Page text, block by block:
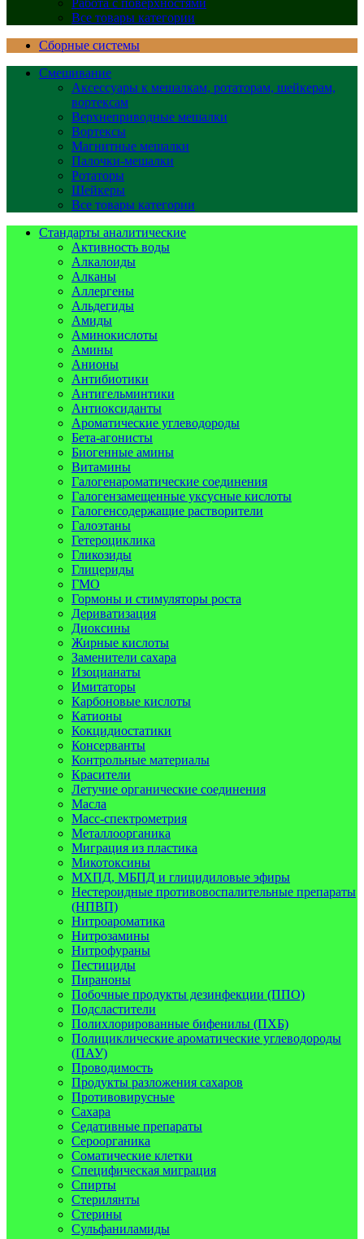
Работа с поверхностями
Все товары категории
Сборные системы
Смешивание
Аксессуары к мешалкам, ротаторам, шейкерам,
вортексам
Верхнеприводные мешалки
Вортексы
Магнитные мешалки
Палочки-мешалки
Ротаторы
Шейкеры
Все товары категории
Стандарты аналитические
Активность воды
Алкалоиды
Алканы
Аллергены
Альдегиды
Амиды
Аминокислоты
Амины
Анионы
Антибиотики
Антигельминтики
Антиоксиданты
Ароматические углеводороды
Бета-агонисты
Биогенные амины
Витамины
Галогенароматические соединения
Галогензамещенные уксусные кислоты
Галогенсодержащие растворители
Галоэтаны
Гетероциклика
Гликозиды
Глицериды
ГМО
Гормоны и стимуляторы роста
Дериватизация
Диоксины
Жирные кислоты
Заменители сахара
Изоцианаты
Имитаторы
Карбоновые кислоты
Катионы
Кокцидиостатики
Консерванты
Контрольные материалы
Красители
Летучие органические соединения
Масла
Масс-спектрометрия
Металлоорганика
Миграция из пластика
Микотоксины
МХПД, МБПД и глицидиловые эфиры
Нестероидные противовоспалительные препараты
(НПВП)
Нитроароматика
Нитрозамины
Нитрофураны
Пестициды
Пираноны
Побочные продукты дезинфекции (ППО)
Подсластители
Полихлорированные бифенилы (ПХБ)
Полициклические ароматические углеводороды
(ПАУ)
Проводимость
Продукты разложения сахаров
Противовирусные
Сахара
Седативные препараты
Сероорганика
Соматические клетки
Специфическая миграция
Спирты
Стерилянты
Стерины
Сульфаниламиды